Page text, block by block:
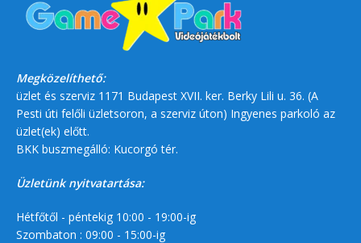
Megközelíthető:
üzlet és szerviz 1171 Budapest XVII. ker. Berky Lili u. 36. (A
Pesti úti felőli üzletsoron, a szerviz úton) Ingyenes parkoló az
üzlet(ek) előtt.
BKK buszmegálló: Kucorgó tér.
Üzletünk nyitvatartása:
Hétfőtől - péntekig 10:00 - 19:00-ig
Szombaton : 09:00 - 15:00-ig